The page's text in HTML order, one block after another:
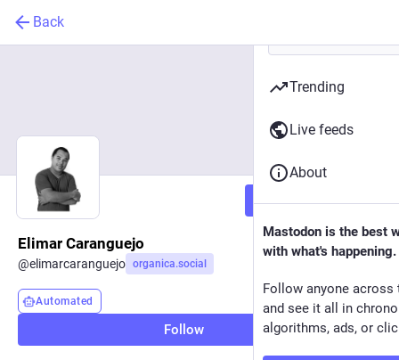
Back
Follow
Elimar Caranguejo
@elimarcaranguejo organica.social
Automated
Follow
Trending
Live feeds
About
Mastodon is the best
with what's happening.
Follow anyone across
and see it all in
algorithms, ads, or